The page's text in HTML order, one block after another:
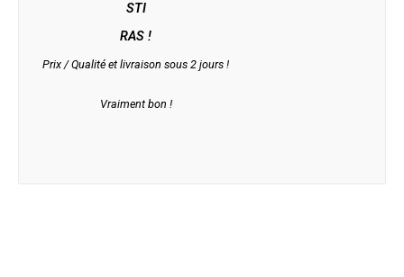
STI
RAS !
Prix / Qualité et livraison sous 2 jours !
Vraiment bon !